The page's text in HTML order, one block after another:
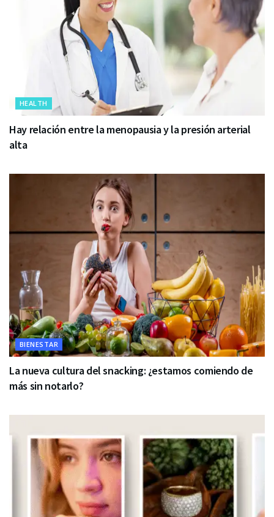
HEALTH
Hay relación entre la menopausia y la presión arterial
alta
BIENESTAR
La nueva cultura del snacking: ¿estamos comiendo de
más sin notarlo?